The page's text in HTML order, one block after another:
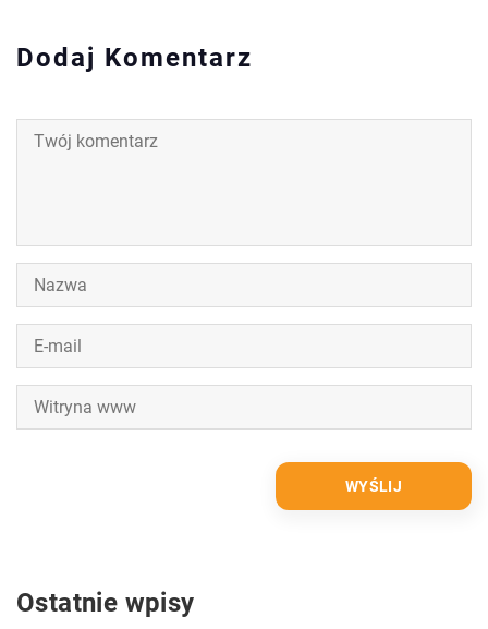
Dodaj Komentarz
Ostatnie wpisy